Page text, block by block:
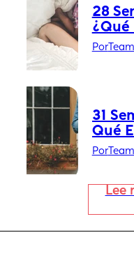
28
¿Qué
Por
31
Qué
Por
Lee